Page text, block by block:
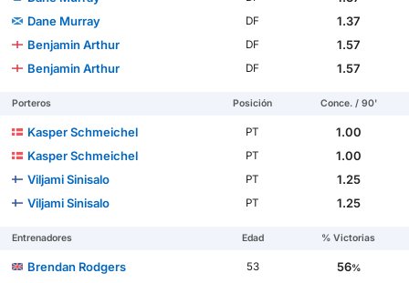
Dane Murray
DF
1.37
Benjamin Arthur
DF
1.57
Benjamin Arthur
DF 1.57
Porteros Posición Conce. / 90'
Kasper Schmeichel PT
1.00
Kasper Schmeichel
PT
1.00
Viljami Sinisalo
PT
1.25
Viljami Sinisalo
PT 1.25
Entrenadores Edad % Victorias
Brendan Rodgers 53 56%